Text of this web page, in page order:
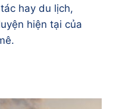
hay du lịch,
hiện tại của